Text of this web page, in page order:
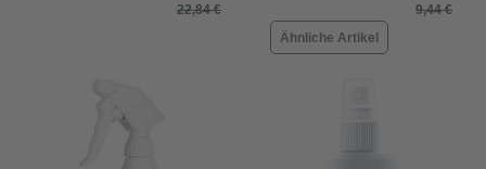
22,84 € 9,44 €
Ähnliche Artikel